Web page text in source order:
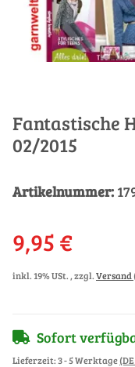
Fantastische
02/2015
Artikelnummer:
9,95 €
inkl. 19% USt. , zzgl.Versand
Sofort
Lieferzeit:3 - 5 Werktage